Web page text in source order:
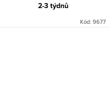
2-3 týdnů
Kód: 9677